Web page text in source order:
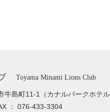
Toyama Minami Lions Club
牛島町11-1
（カナルパークホテ
： 076-433-3304